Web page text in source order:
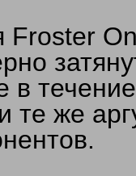
в
те же